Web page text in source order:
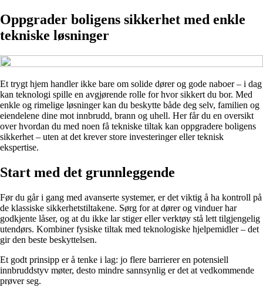
Oppgrader boligens sikkerhet med enkle
tekniske løsninger
Et trygt hjem handler ikke bare om solide dører og gode naboer – i dag
kan teknologi spille en avgjørende rolle for hvor sikkert du bor. Med
enkle og rimelige løsninger kan du beskytte både deg selv, familien og
eiendelene dine mot innbrudd, brann og uhell. Her får du en oversikt
over hvordan du med noen få tekniske tiltak kan oppgradere boligens
sikkerhet – uten at det krever store investeringer eller teknisk
ekspertise.
Start med det grunnleggende
Før du går i gang med avanserte systemer, er det viktig å ha kontroll på
de klassiske sikkerhetstiltakene. Sørg for at dører og vinduer har
godkjente låser, og at du ikke lar stiger eller verktøy stå lett tilgjengelig
utendørs. Kombiner fysiske tiltak med teknologiske hjelpemidler – det
gir den beste beskyttelsen.
Et godt prinsipp er å tenke i lag: jo flere barrierer en potensiell
innbruddstyv møter, desto mindre sannsynlig er det at vedkommende
prøver seg.